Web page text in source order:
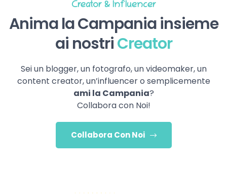
Creator & Influencer
Anima la Campania insieme
ai nostriCreator
Sei un blogger, un fotografo, un videomaker, un
content creator, un’influencer o semplicemente
ami la Campania?
Collabora con Noi!
Collabora Con Noi